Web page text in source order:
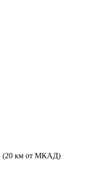
(20 км от МКАД)